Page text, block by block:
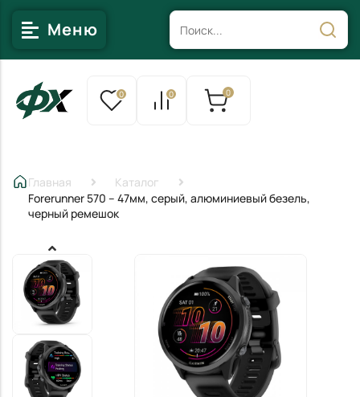
Меню
0 0 0
Главная
Каталог
Forerunner 570 – 47мм, серый, алюминиевый безель,
черный ремешок